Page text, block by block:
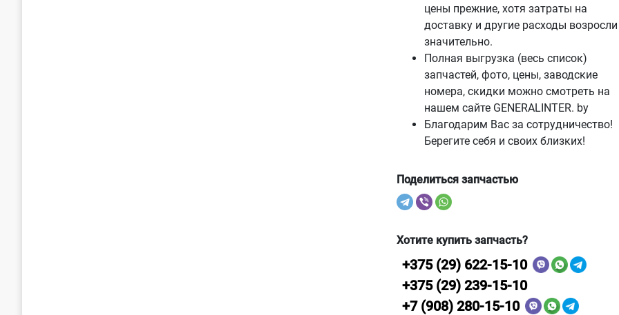
цены прежние, хотя затраты на
доставку и другие расходы возросли
значительно.
Полная выгрузка (весь список)
запчастей, фото, цены, заводские
номера, скидки можно смотреть на
нашем сайте GENERALINTER. by
Благодарим Вас за сотрудничество!
Берегите себя и своих близких!
Поделиться запчастью
Хотите купить запчасть?
+375 (29) 622-15-10
+375 (29) 239-15-10
+7 (908) 280-15-10